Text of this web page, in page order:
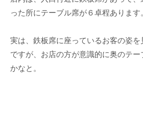
った所にテーブル席が６卓程あります
実は、鉄板席に座っているお客の姿
ですが、お店の方が意識的に奥のテ
かなと。